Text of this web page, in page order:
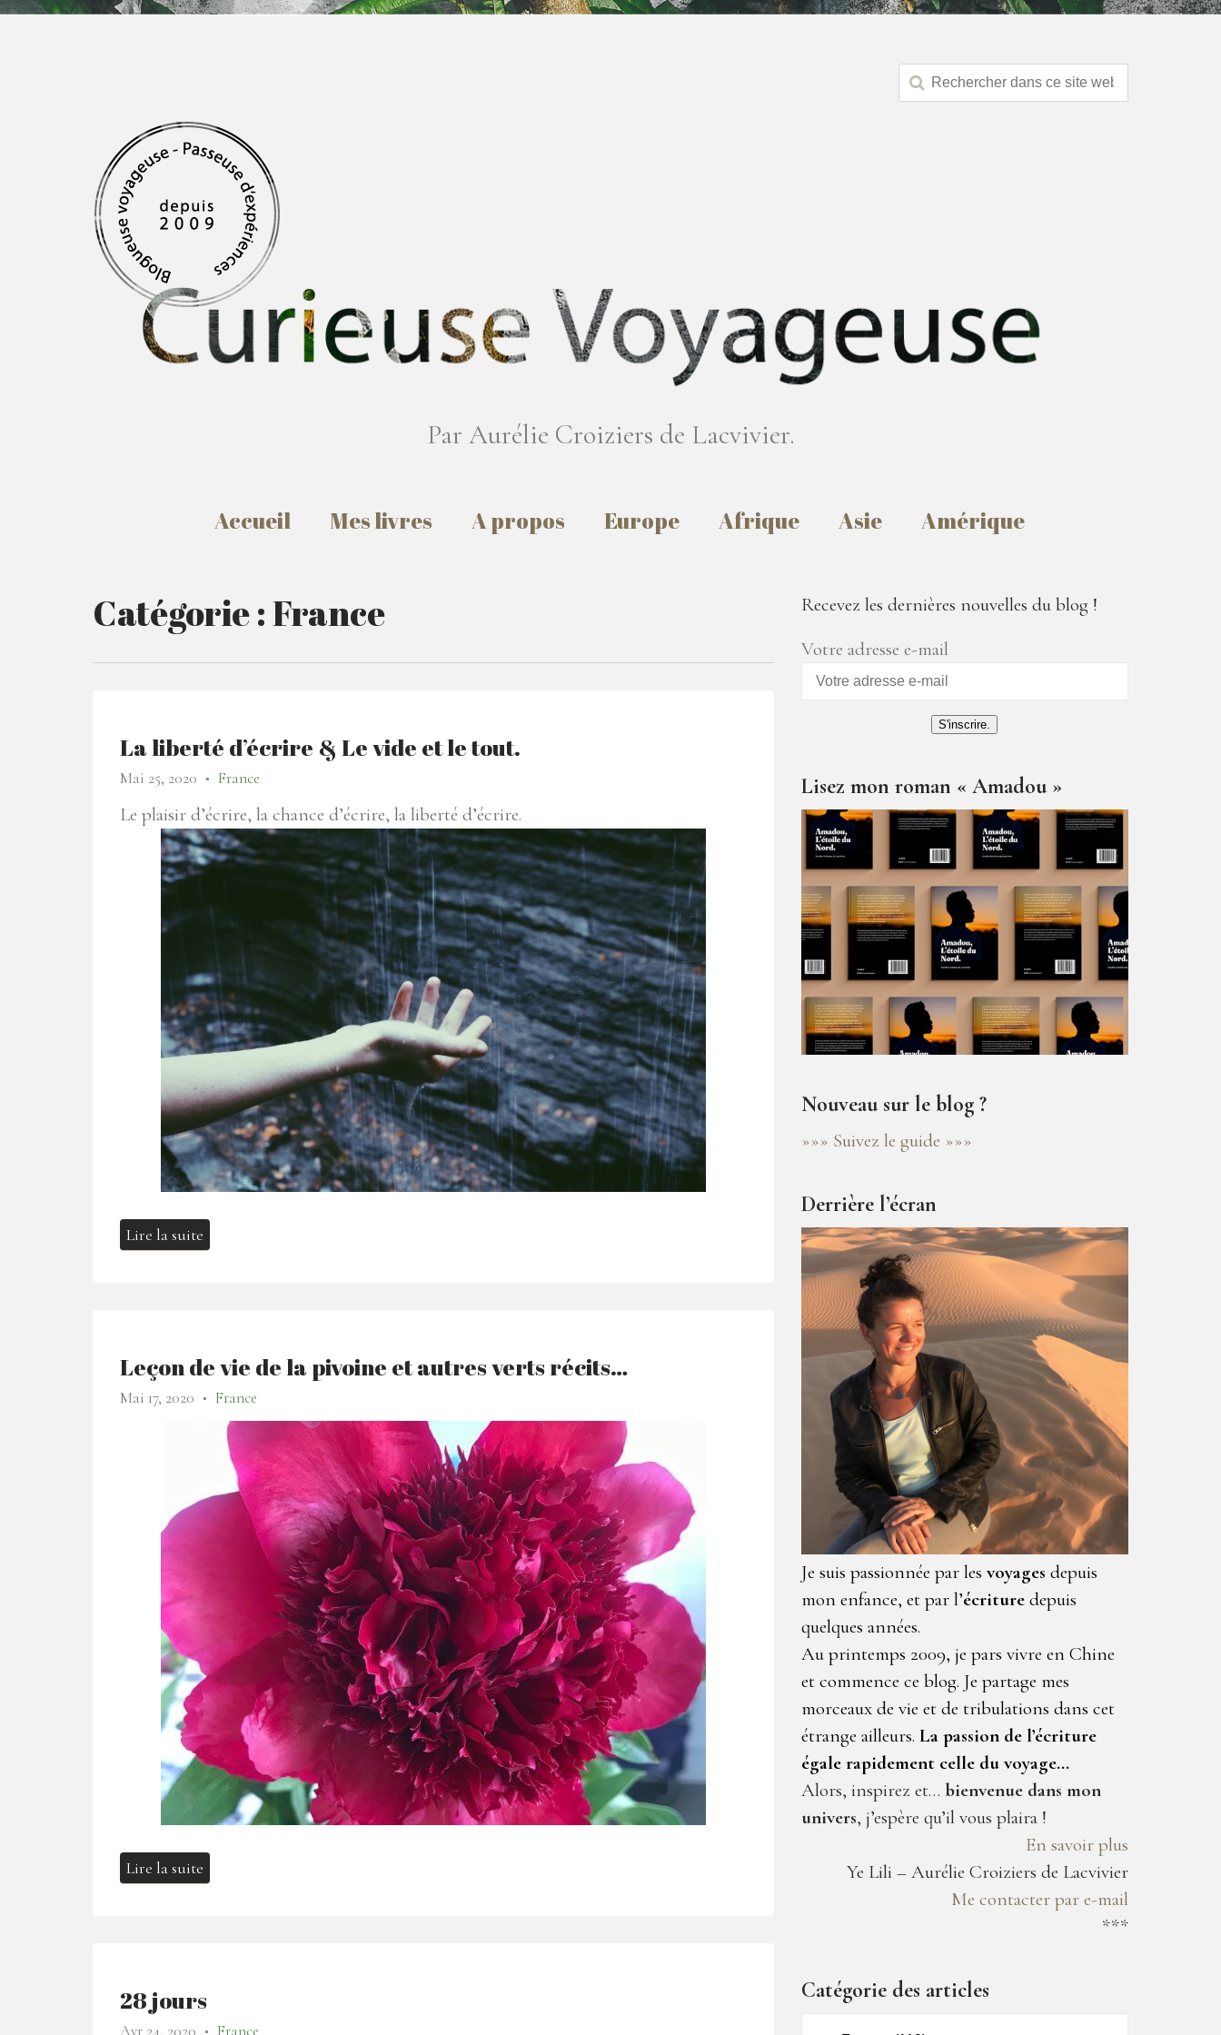
Par Aurélie Croiziers de Lacvivier.
Accueil Mes livres A propos Europe Afrique Asie Amérique
Catégorie :France
La liberté d’écrire & Le vide et le tout.
Mai 25, 2020 ● France
Le plaisir d’écrire, la chance d’écrire, la liberté d’écrire.
Lire la suite
Leçon de vie de la pivoine et autres verts récits…
Mai 17, 2020 ● France
Lire la suite
28 jours
Avr 24, 2020 ● France
Recevez les dernières nouvelles du blog !
Votre adresse e-mail
S'inscrire.
Lisez mon roman « Amadou »
Nouveau sur le blog ?
»»» Suivez le guide »»»
Derrière l’écran
Je suis passionnée par les voyages depuis
mon enfance, et par l’écriture depuis
quelques années.
Au printemps 2009, je pars vivre en Chine
et commence ce blog. Je partage mes
morceaux de vie et de tribulations dans cet
étrange ailleurs. La passion de l’écriture
égale rapidement celle du voyage…
Alors, inspirez et… bienvenue dans mon
univers, j’espère qu’il vous plaira !
En savoir plus
Ye Lili – Aurélie Croiziers de Lacvivier
Me contacter par e-mail
***
Catégorie des articles